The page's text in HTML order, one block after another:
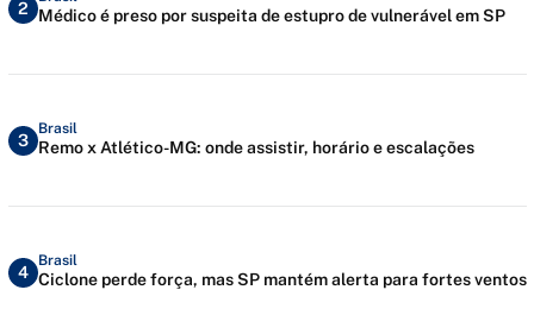
2 Médico é preso por suspeita de estupro de vulnerável em SP
3
Brasil
Remo x Atlético-MG: onde assistir, horário e escalações
4
Brasil
Ciclone perde força, mas SP mantém alerta para fortes ventos